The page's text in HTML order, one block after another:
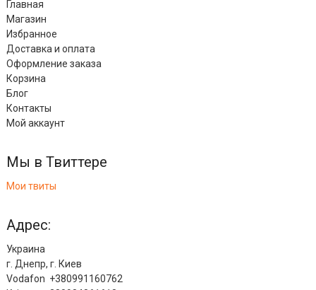
Главная
Магазин
Избранное
Доставка и оплата
Оформление заказа
Корзина
Блог
Контакты
Мой аккаунт
Мы в Твиттере
Мои твиты
Адрес:
Украина
г. Днепр, г. Киев
Vodafon +380991160762